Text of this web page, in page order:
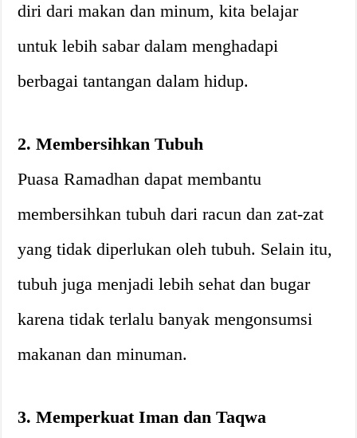
diri dari makan dan minum, kita belajar
untuk lebih sabar dalam menghadapi
berbagai tantangan dalam hidup.
2. Membersihkan Tubuh
Puasa Ramadhan dapat membantu
membersihkan tubuh dari racun dan zat-zat
yang tidak diperlukan oleh tubuh. Selain itu,
tubuh juga menjadi lebih sehat dan bugar
karena tidak terlalu banyak mengonsumsi
makanan dan minuman.
3. Memperkuat Iman dan Taqwa